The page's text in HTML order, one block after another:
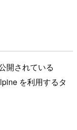
開されている
を利用するタ